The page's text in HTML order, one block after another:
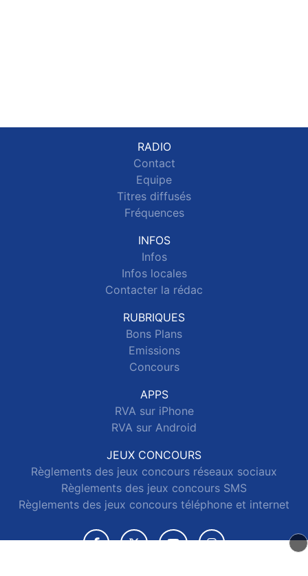
RADIO
Contact
Equipe
Titres diffusés
Fréquences
INFOS
Infos
Infos locales
Contacter la rédac
RUBRIQUES
Bons Plans
Emissions
Concours
APPS
RVA sur iPhone
RVA sur Android
JEUX CONCOURS
Règlements des jeux concours réseaux sociaux
Règlements des jeux concours SMS
Règlements des jeux concours téléphone et internet